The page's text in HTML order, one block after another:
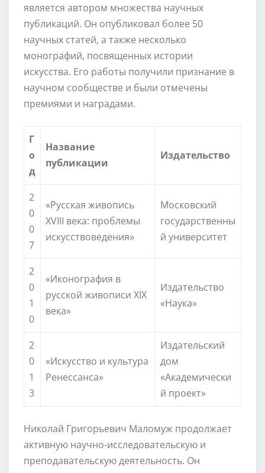
является автором множества научных
публикаций. Он опубликовал более 50
научных статей, а также несколько
монографий, посвященных истории
искусства. Его работы получили признание в
научном сообществе и были отмечены
премиями и наградами.
Г
о
д
Название
публикации
Издательство
2
0
0
7
«Русская живопись
XVIII века: проблемы
искусствоведения»
Московский
государственны
й университет
2
0
1
0
«Иконография в
русской живописи XIX
века»
Издательство
«Наука»
2
0
1
3
«Искусство и культура
Ренессанса»
Издательский
дом
«Академически
й проект»
Николай Григорьевич Маломуж продолжает
активную научно-исследовательскую и
преподавательскую деятельность. Он